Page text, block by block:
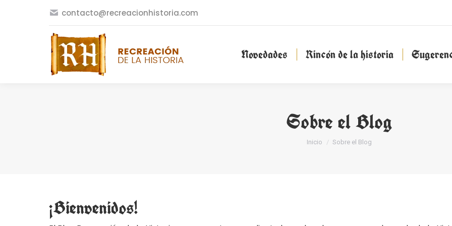
contacto@recreacionhistoria.com
Novedades Rincón de la historia
Sobre el Blog
Estás aquí:
Inicio Sobre el Blog
¡Bienvenidos!
Novedades Rincón de la historia